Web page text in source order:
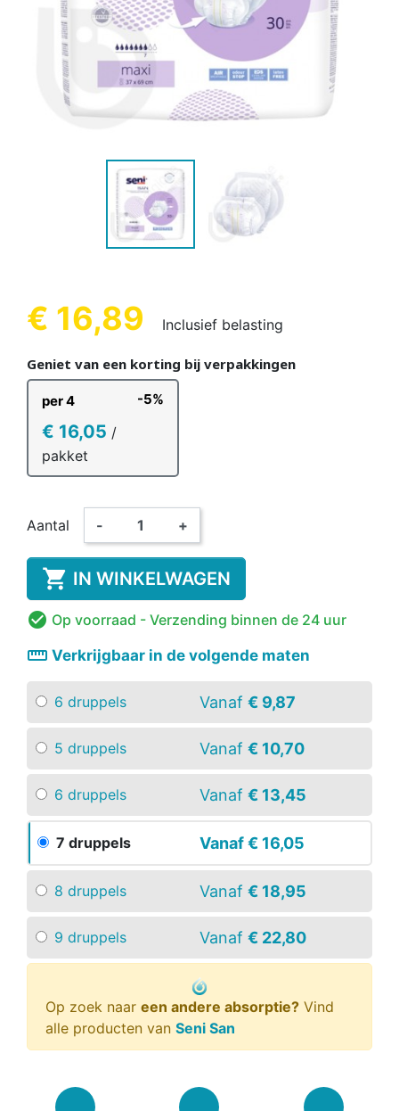
€ 16,89 Inclusief belasting
Geniet van een korting bij verpakkingen
per 4 -5%
€ 16,05 /
pakket
Aantal - +
 IN WINKELWAGEN
 Op voorraad - Verzending binnen de 24 uur
straighten Verkrijgbaar in de volgende maten
6 druppels Vanaf € 9,87
5 druppels Vanaf € 10,70
6 druppels Vanaf € 13,45
7 druppels Vanaf€ 16,05
8 druppels Vanaf € 18,95
9 druppels Vanaf € 22,80
Op zoek naar een andere absorptie? Vind
alle producten van Seni San